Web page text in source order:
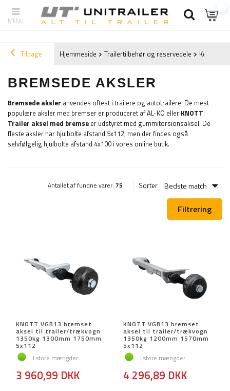
Tilbage Hjemmeside Trailertilbehør og reservedele
BREMSEDE AKSLER
Bremsede aksler anvendes oftest i trailere og autotrailere. De mest
populære aksler med bremser er produceret af AL-KO eller KNOTT.
Trailer aksel med bremse er udstyret med gummitorsionsaksel. De
fleste aksler har hjulbolte afstand 5x112, men der findes også
selvfølgelig hjulbolte afstand 4x100 i vores online butik.
Antallet af fundne varer: 75 Sorter Bedste match
Filtrering
KNOTT VGB13 bremset
aksel til trailer/trækvogn
1350kg 1300mm 1750mm
5x112
I store mængder
3 960,99 DKK
KNOTT VGB13 bremset
aksel til trailer/trækvogn
1350kg 1200mm 1570mm
5x112
I store mængder
4 296,89 DKK